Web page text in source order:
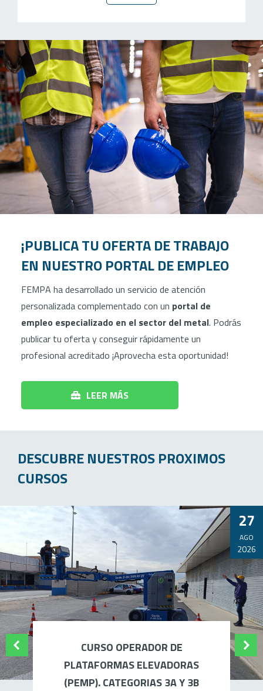
¡PUBLICA TU OFERTA DE TRABAJO
EN NUESTRO PORTAL DE EMPLEO
FEMPA ha desarrollado un servicio de atención
personalizada complementado con un portal de
empleo especializado en el sector del metal. Podrás
publicar tu oferta y conseguir rápidamente un
profesional acreditado ¡Aprovecha esta oportunidad!
LEER MÁS
DESCUBRE NUESTROS PROXIMOS
CURSOS
AGO
27
2026
CURSO OPERADOR DE
PLATAFORMAS ELEVADORAS
(PEMP). CATEGORIAS 3A Y 3B